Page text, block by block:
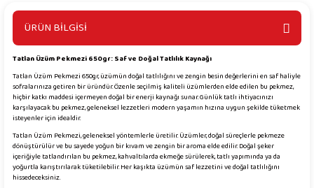
ÜRÜN BİLGİSİ
Tatlan Üzüm Pekmezi 650gr: Saf ve Doğal Tatlılık Kaynağı
Tatlan Üzüm Pekmezi 650gr, üzümün doğal tatlılığını ve zengin besin değerlerini en saf haliyle
sofralarınıza getiren bir üründür. Özenle seçilmiş kaliteli üzümlerden elde edilen bu pekmez,
hiçbir katkı maddesi içermeyen doğal bir enerji kaynağı sunar. Günlük tatlı ihtiyacınızı
karşılayacak bu pekmez, geleneksel lezzetleri modern yaşamın hızına uygun şekilde tüketmek
isteyenler için idealdir.
Tatlan Üzüm Pekmezi, geleneksel yöntemlerle üretilir. Üzümler, doğal süreçlerle pekmeze
dönüştürülür ve bu sayede yoğun bir kıvam ve zengin bir aroma elde edilir. Doğal şeker
içeriğiyle tatlandırılan bu pekmez, kahvaltılarda ekmeğe sürülerek, tatlı yapımında ya da
yoğurtla karıştırılarak tüketilebilir. Her kaşıkta üzümün saf lezzetini ve doğal tatlılığını
hissedeceksiniz.